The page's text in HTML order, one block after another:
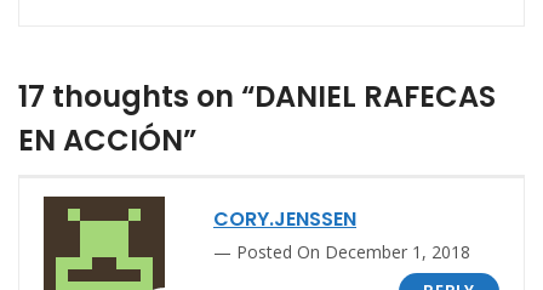
17 thoughts on “DANIEL RAFECAS
EN ACCIÓN”
CORY.JENSSEN
Posted On December 1, 2018